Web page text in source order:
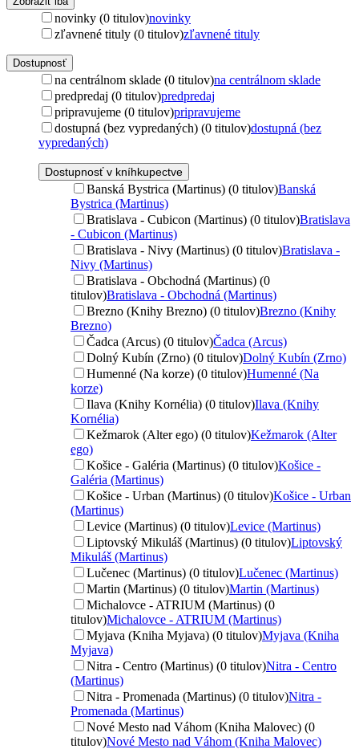
novinky (0 titulov)novinky
zľavnené tituly (0 titulov)zľavnené tituly
Dostupnosť
na centrálnom sklade (0 titulov)na centrálnom sklade
predpredaj (0 titulov)predpredaj
pripravujeme (0 titulov)pripravujeme
dostupná (bez vypredaných) (0 titulov)dostupná (bez
vypredaných)
Dostupnosť v kníhkupectve
Banská Bystrica (Martinus) (0 titulov)Banská
Bystrica (Martinus)
Bratislava - Cubicon (Martinus) (0 titulov)Bratislava
- Cubicon (Martinus)
Bratislava - Nivy (Martinus) (0 titulov)Bratislava -
Nivy (Martinus)
Bratislava - Obchodná (Martinus) (0
titulov)Bratislava - Obchodná (Martinus)
Brezno (Knihy Brezno) (0 titulov)Brezno (Knihy
Brezno)
Čadca (Arcus) (0 titulov)Čadca (Arcus)
Dolný Kubín (Zrno) (0 titulov)Dolný Kubín (Zrno)
Humenné (Na korze) (0 titulov)Humenné (Na
korze)
Ilava (Knihy Kornélia) (0 titulov)Ilava (Knihy
Kornélia)
Kežmarok (Alter ego) (0 titulov)Kežmarok (Alter
ego)
Košice - Galéria (Martinus) (0 titulov)Košice -
Galéria (Martinus)
Košice - Urban (Martinus) (0 titulov)Košice - Urban
(Martinus)
Levice (Martinus) (0 titulov)Levice (Martinus)
Liptovský Mikuláš (Martinus) (0 titulov)Liptovský
Mikuláš (Martinus)
Lučenec (Martinus) (0 titulov)Lučenec (Martinus)
Martin (Martinus) (0 titulov)Martin (Martinus)
Michalovce - ATRIUM (Martinus) (0
titulov)Michalovce - ATRIUM (Martinus)
Myjava (Kniha Myjava) (0 titulov)Myjava (Kniha
Myjava)
Nitra - Centro (Martinus) (0 titulov)Nitra - Centro
(Martinus)
Nitra - Promenada (Martinus) (0 titulov)Nitra -
Promenada (Martinus)
Nové Mesto nad Váhom (Kniha Malovec) (0
titulov)Nové Mesto nad Váhom (Kniha Malovec)